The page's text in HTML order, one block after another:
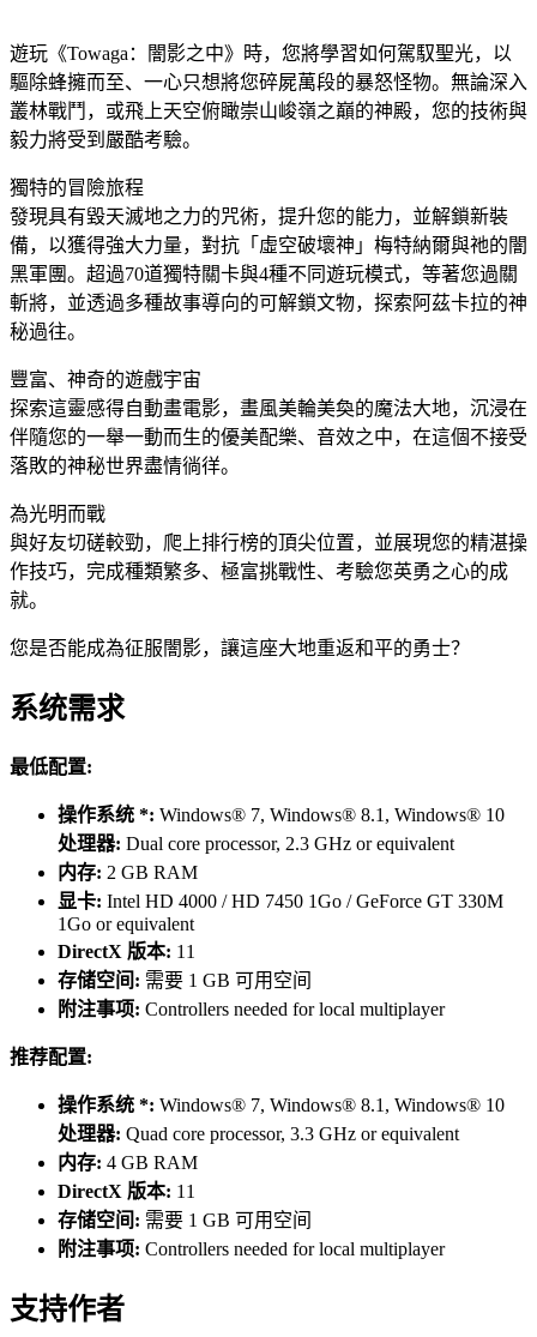
遊玩《Towaga：闇影之中》時，您將學習如何駕馭聖光，以
驅除蜂擁而至、一心只想將您碎屍萬段的暴怒怪物。無論深入
叢林戰鬥，或飛上天空俯瞰崇山峻嶺之巔的神殿，您的技術與
毅力將受到嚴酷考驗。
獨特的冒險旅程
發現具有毀天滅地之力的咒術，提升您的能力，並解鎖新裝
備，以獲得強大力量，對抗「虛空破壞神」梅特納爾與祂的闇
黑軍團。超過70道獨特關卡與4種不同遊玩模式，等著您過關
斬將，並透過多種故事導向的可解鎖文物，探索阿茲卡拉的神
秘過往。
豐富、神奇的遊戲宇宙
探索這靈感得自動畫電影，畫風美輪美奐的魔法大地，沉浸在
伴隨您的一舉一動而生的優美配樂、音效之中，在這個不接受
落敗的神秘世界盡情徜徉。
為光明而戰
與好友切磋較勁，爬上排行榜的頂尖位置，並展現您的精湛操
作技巧，完成種類繁多、極富挑戰性、考驗您英勇之心的成
就。
您是否能成為征服闇影，讓這座大地重返和平的勇士？
系统需求
最低配置:
操作系统 *: Windows® 7, Windows® 8.1, Windows® 10
处理器: Dual core processor, 2.3 GHz or equivalent
内存: 2 GB RAM
显卡: Intel HD 4000 / HD 7450 1Go / GeForce GT 330M
1Go or equivalent
DirectX 版本: 11
存储空间: 需要 1 GB 可用空间
附注事项: Controllers needed for local multiplayer
推荐配置:
操作系统 *: Windows® 7, Windows® 8.1, Windows® 10
处理器: Quad core processor, 3.3 GHz or equivalent
内存: 4 GB RAM
DirectX 版本: 11
存储空间: 需要 1 GB 可用空间
附注事项: Controllers needed for local multiplayer
支持作者